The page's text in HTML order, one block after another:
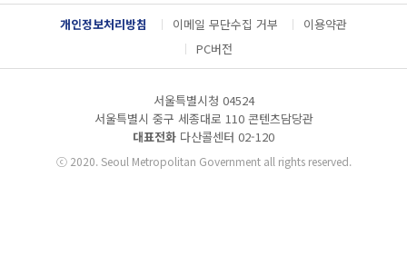
l
e
l
다
운
드
개인정보처리방침 이메일 무단수집 거부
이용약관
PC버전
서울특별시청 04524
서울특별시 중구 세종대로 110 콘텐츠담당관
대표전화 다산콜센터 02-120
ⓒ2020. Seoul Metropolitan Government all rights reserved.